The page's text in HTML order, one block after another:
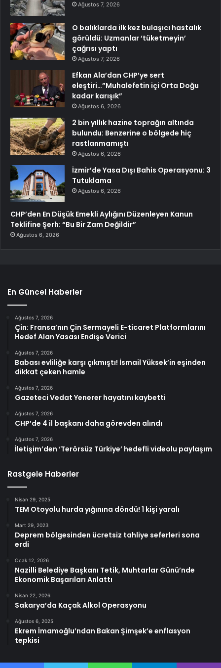
Ağustos 7, 2026
O balıklarda ilk kez bulaşıcı hastalık
görüldü: Uzmanlar ‘tüketmeyin’
çağrısı yaptı
Ağustos 7, 2026
Efkan Ala’dan CHP’ye sert
eleştiri…”Muhalefetin içi Orta Doğu
kadar karışık”
Ağustos 6, 2026
2 bin yıllık hazine toprağın altında
bulundu: Benzerine o bölgede hiç
rastlanmamıştı
Ağustos 6, 2026
İzmir’de Yasa Dışı Bahis Operasyonu: 3
Tutuklama
Ağustos 6, 2026
CHP’den En Düşük Emekli Aylığını Düzenleyen Kanun
Teklifine Şerh: “Bu Bir Zam Değildir”
Ağustos 6, 2026
En Güncel Haberler
Ağustos 7, 2026
Çin: Fransa’nın Çin Sermayeli E-ticaret Platformlarını
Hedef Alan Yasası Endişe Verici
Ağustos 7, 2026
Babası evliliğe karşı çıkmıştı! İsmail Yüksek’in eşinden
dikkat çeken hamle
Ağustos 7, 2026
Gazeteci Vedat Yenerer hayatını kaybetti
Ağustos 7, 2026
CHP’de 4 il başkanı daha görevden alındı
Ağustos 7, 2026
İletişim’den ‘Terörsüz Türkiye’ hedefli videolu paylaşım
Rastgele Haberler
Nisan 29, 2025
TEM Otoyolu hurda yığınına döndü! 1 kişi yaralı
Mart 29, 2023
Deprem bölgesinden ücretsiz tahliye seferleri sona
erdi
Ocak 12, 2026
Nazilli Belediye Başkanı Tetik, Muhtarlar Günü’nde
Ekonomik Başarıları Anlattı
Nisan 22, 2026
Sakarya’da Kaçak Alkol Operasyonu
Ağustos 6, 2025
Ekrem İmamoğlu’ndan Bakan Şimşek’e enflasyon
tepkisi